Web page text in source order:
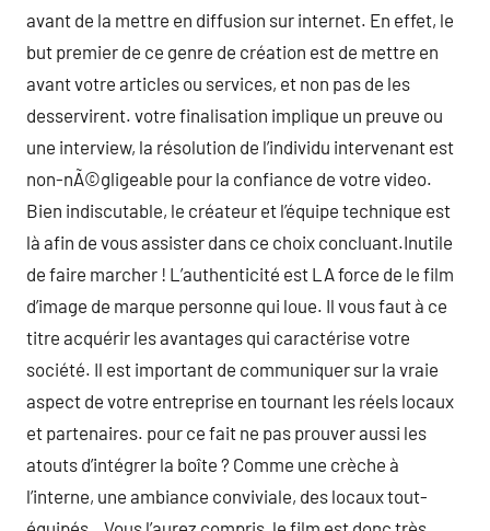
avant de la mettre en diffusion sur internet. En effet, le
but premier de ce genre de création est de mettre en
avant votre articles ou services, et non pas de les
desservirent. votre finalisation implique un preuve ou
une interview, la résolution de l’individu intervenant est
non-nÃ©gligeable pour la confiance de votre video.
Bien indiscutable, le créateur et l’équipe technique est
là afin de vous assister dans ce choix concluant.Inutile
de faire marcher ! L’authenticité est LA force de le film
d’image de marque personne qui loue. Il vous faut à ce
titre acquérir les avantages qui caractérise votre
société. Il est important de communiquer sur la vraie
aspect de votre entreprise en tournant les réels locaux
et partenaires. pour ce fait ne pas prouver aussi les
atouts d’intégrer la boîte ? Comme une crèche à
l’interne, une ambiance conviviale, des locaux tout-